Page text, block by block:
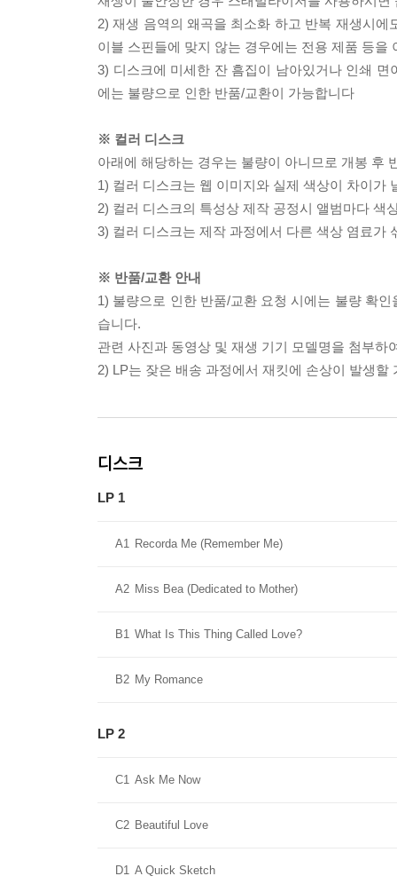
2) 재생 음역의 왜곡을 최소화 하고 반복 재생시
이블 스핀들에 맞지 않는 경우에는 전용 제품 등
3) 디스크에 미세한 잔 흠집이 남아있거나 인쇄
에는 불량으로 인한 반품/교환이 가능합니다
※ 컬러 디스크
아래에 해당하는 경우는 불량이 아니므로 개봉 후
1) 컬러 디스크는 웹 이미지와 실제 색상이 차이가
2) 컬러 디스크의 특성상 제작 공정시 앨범마다 색
3) 컬러 디스크는 제작 과정에서 다른 색상 염료가
※ 반품/교환 안내
1) 불량으로 인한 반품/교환 요청 시에는 불량 확
습니다.
관련 사진과 동영상 및 재생 기기 모델명을 첨부하
2) LP는 잦은 배송 과정에서 재킷에 손상이 발생
디스크
LP 1
A1 Recorda Me (Remember Me)
A2 Miss Bea (Dedicated to Mother)
B1 What Is This Thing Called Love?
B2 My Romance
LP 2
C1 Ask Me Now
C2 Beautiful Love
D1 A Quick Sketch